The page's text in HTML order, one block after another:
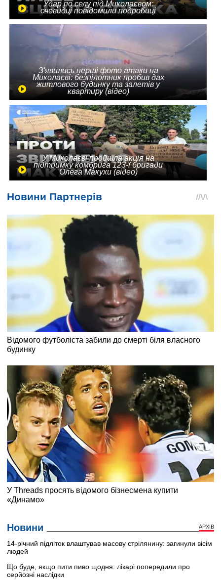
Удар по селу під Миколаєвом:
очевидці повідомили подробиці
З'явились перші фото атаки на
Миколаєві: безпілотник пробив дах
житлового будинку та залетів у
квартиру (відео)
У Миколаєві пройшла акція на
підтримку комбрига 123-ї бригади
Олега Макухи (відео)
Новини АРХІВ
14-річний підліток влаштував масову стрілянину: загинули вісім
людей
Що буде, якщо пити пиво щодня: лікарі попередили про
серйозні наслідки